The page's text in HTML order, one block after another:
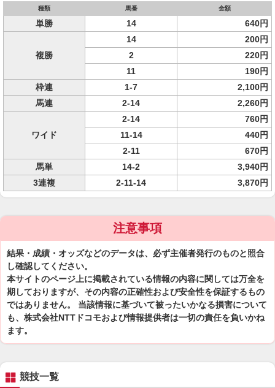
種類 馬番 金額
単勝 14 640円
複勝
14
200円
2
220円
11
190円
枠連
1-7
2,100円
馬連
2-14 2,260円
ワイド
2-14
760円
11-14
440円
2-11
670円
馬単
14-2
3,940円
3連複
2-11-14 3,870円
注意事項
結果・成績・オッズなどのデータは、必ず主催者発行のものと照合
し確認してください。
本サイトのページ上に掲載されている情報の内容に関しては万全を
期しておりますが、その内容の正確性および安全性を保証するもの
ではありません。 当該情報に基づいて被ったいかなる損害について
も、株式会社NTTドコモおよび情報提供者は一切の責任を負いかね
ます。
競技一覧